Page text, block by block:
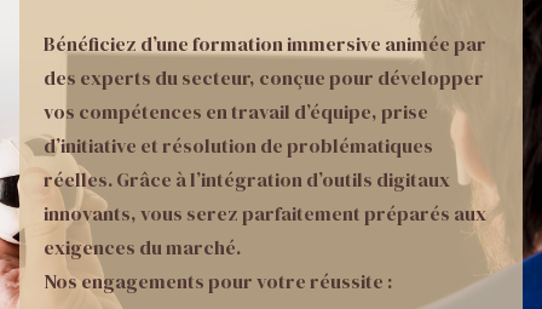
Bénéficiez d’une formation immersive animée par
des experts du secteur, conçue pour développer
vos compétences en travail d’équipe, prise
d’initiative et résolution de problématiques
réelles. Grâce à l’intégration d’outils digitaux
innovants, vous serez parfaitement préparés aux
exigences du marché.
Nos engagements pour votre réussite :